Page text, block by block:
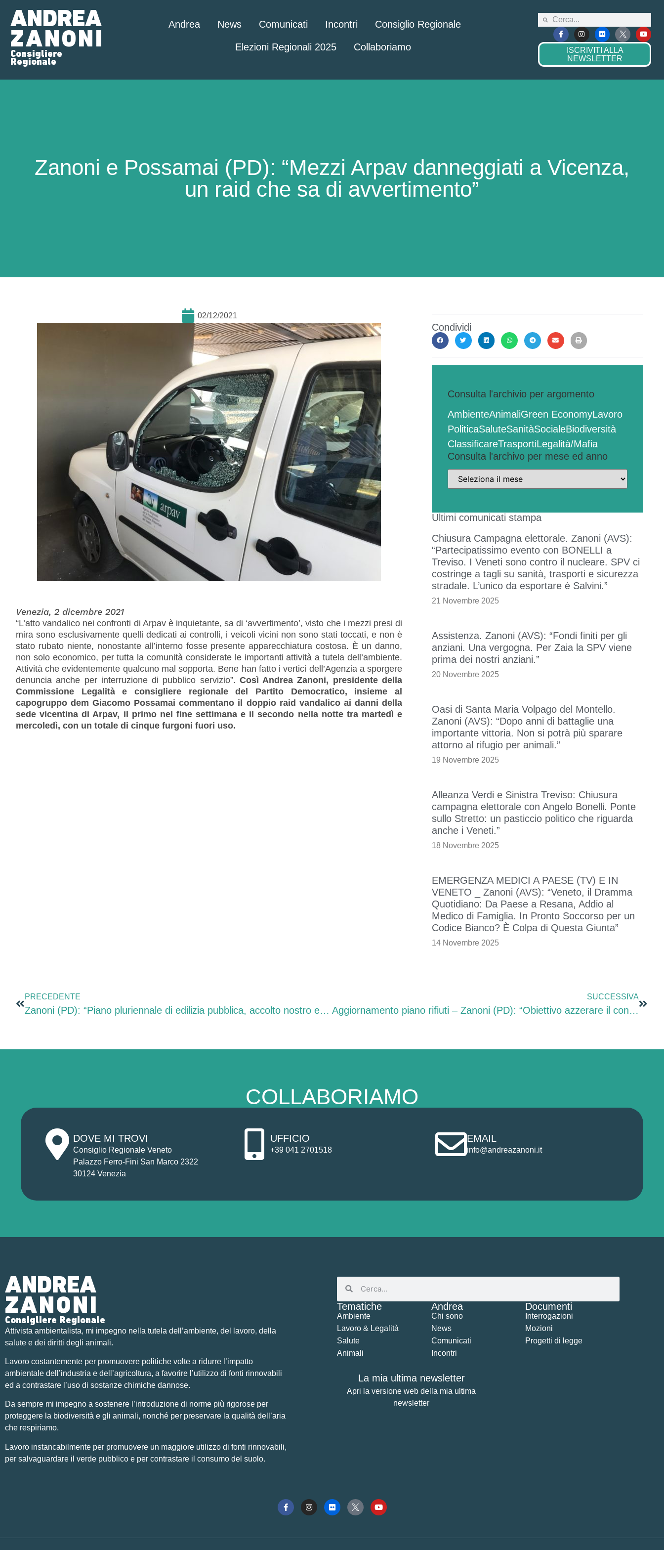
ANDREA
ZANONI
Consigliere
Regionale
Andrea News Comunicati Incontri Consiglio Regionale
Elezioni Regionali 2025 Collaboriamo
ISCRIVITI ALLA
NEWSLETTER
Zanoni e Possamai (PD): “Mezzi Arpav danneggiati a Vicenza,
un raid che sa di avvertimento”
02/12/2021
Venezia, 2 dicembre 2021
“L’atto vandalico nei confronti di Arpav è inquietante, sa di ‘avvertimento’, visto che i mezzi presi di
mira sono esclusivamente quelli dedicati ai controlli, i veicoli vicini non sono stati toccati, e non è
stato rubato niente, nonostante all’interno fosse presente apparecchiatura costosa. È un danno,
non solo economico, per tutta la comunità considerate le importanti attività a tutela dell’ambiente.
Attività che evidentemente qualcuno mal sopporta. Bene han fatto i vertici dell’Agenzia a sporgere
denuncia anche per interruzione di pubblico servizio”. Così Andrea Zanoni, presidente della
Commissione Legalità e consigliere regionale del Partito Democratico, insieme
al
capogruppo dem Giacomo Possamai commentano il doppio raid vandalico ai danni della
sede vicentina di Arpav, il primo nel fine settimana e il secondo nella notte tra martedì e
mercoledì, con un totale di cinque furgoni fuori uso.
Condividi
Consulta l'archivio per argomento
AmbienteAnimaliGreen EconomyLavoro
PoliticaSaluteSanitàSocialeBiodiversità
ClassificareTrasportiLegalità/Mafia
Consulta l'archivo per mese ed anno
Ultimi comunicati stampa
Chiusura Campagna elettorale. Zanoni (AVS):
“Partecipatissimo evento con BONELLI a
Treviso. I Veneti sono contro il nucleare. SPV ci
costringe a tagli su sanità, trasporti e sicurezza
stradale. L’unico da esportare è Salvini.”
21 Novembre 2025
Assistenza. Zanoni (AVS): “Fondi finiti per gli
anziani. Una vergogna. Per Zaia la SPV viene
prima dei nostri anziani.”
20 Novembre 2025
Oasi di Santa Maria Volpago del Montello.
Zanoni (AVS): “Dopo anni di battaglie una
importante vittoria. Non si potrà più sparare
attorno al rifugio per animali.”
19 Novembre 2025
Alleanza Verdi e Sinistra Treviso: Chiusura
campagna elettorale con Angelo Bonelli. Ponte
sullo Stretto: un pasticcio politico che riguarda
anche i Veneti.”
18 Novembre 2025
EMERGENZA MEDICI A PAESE (TV) E IN
VENETO _ Zanoni (AVS): “Veneto, il Dramma
Quotidiano: Da Paese a Resana, Addio al
Medico di Famiglia. In Pronto Soccorso per un
Codice Bianco? È Colpa di Questa Giunta”
14 Novembre 2025
PRECEDENTE
Zanoni (PD): “Piano pluriennale di edilizia pubblica, accolto nostro emendamento: speriamo che dopo anni di inerzia si torni a investire”
SUCCESSIVA
Aggiornamento piano rifiuti – Zanoni (PD): “Obiettivo azzerare il conferimento in discarica al 2030, ma serve uniformità su tutto il territorio veneto”
COLLABORIAMO
DOVE MI TROVI
Consiglio Regionale Veneto
Palazzo Ferro-Fini San Marco 2322
30124 Venezia
UFFICIO
+39 041 2701518
EMAIL
info@andreazanoni.it
ANDREA
ZANONI
Consigliere Regionale
Attivista ambientalista, mi impegno nella tutela dell’ambiente, del lavoro, della
salute e dei diritti degli animali.
Lavoro costantemente per promuovere politiche volte a ridurre l’impatto
ambientale dell’industria e dell’agricoltura, a favorire l’utilizzo di fonti rinnovabili
ed a contrastare l’uso di sostanze chimiche dannose.
Da sempre mi impegno a sostenere l’introduzione di norme più rigorose per
proteggere la biodiversità e gli animali, nonché per preservare la qualità dell’aria
che respiriamo.
Lavoro instancabilmente per promuovere un maggiore utilizzo di fonti rinnovabili,
per salvaguardare il verde pubblico e per contrastare il consumo del suolo.
Tematiche
Ambiente
Lavoro & Legalità
Salute
Animali
Andrea
Chi sono
News
Comunicati
Incontri
Documenti
Interrogazioni
Mozioni
Progetti di legge
La mia ultima newsletter
Apri la versione web della mia ultima
newsletter